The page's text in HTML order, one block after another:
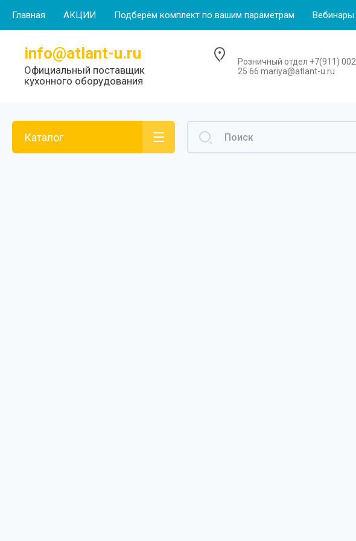
Главная АКЦИИ Подберём комплект по вашим параметрам Вебинары
info@atlant-u.ru
Официальный поставщик
кухонного оборудования
Розничный отдел +7(911) 002
25 66 mariya@atlant-u.ru
Каталог